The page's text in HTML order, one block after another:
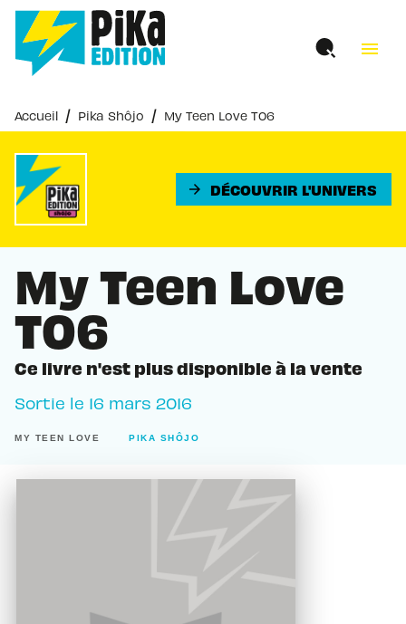
MENU RECHERCHE
PIED DE PAGE
menu
Accueil / Pika Shôjo / My Teen Love T06
arrow_forward DÉCOUVRIR L'UNIVERS
My Teen Love
T06
Ce livre n'est plus disponible à la vente
Sortie le 16 mars 2016
MY TEEN LOVE PIKA SHÔJO